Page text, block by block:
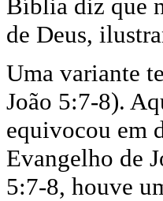
Bíblia diz que
de Deus,
Uma variante
João 5:7-8).
equivocou em
Evangelho de
5:7-8, houve